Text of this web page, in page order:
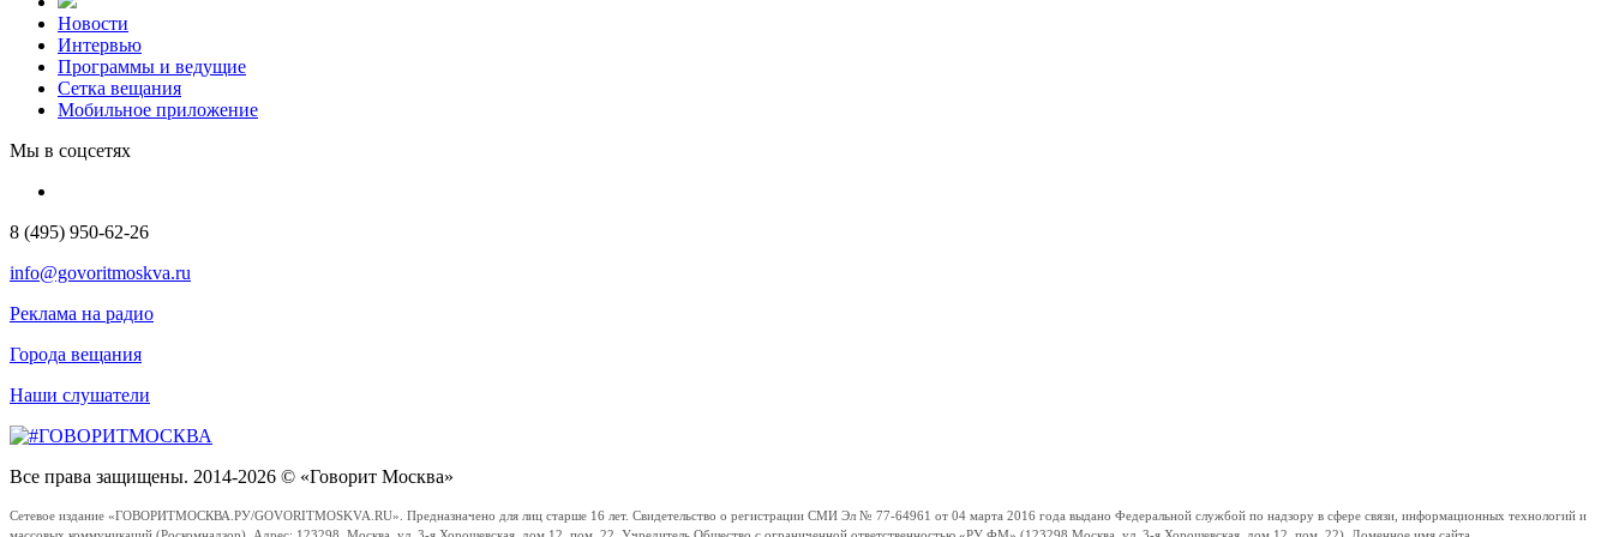
Новости
Интервью
Программы и ведущие
Сетка вещания
Мобильное приложение
Мы в соцсетях
8 (495) 950-62-26
info@govoritmoskva.ru
Реклама на радио
Города вещания
Наши слушатели
Все права защищены. 2014-2026 © «Говорит Москва»
Сетевое издание «ГОВОРИТМОСКВА.РУ/GOVORITMOSKVA.RU». Предназначено для лиц старше 16 лет. Свидетельство о регистрации СМИ Эл № 77-64961 от 04 марта 2016 года выдано Федеральной службой по надзору в сфере связи, информационных технологий и